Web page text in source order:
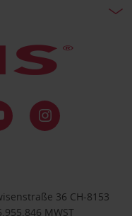
36 CH-8153
MWST